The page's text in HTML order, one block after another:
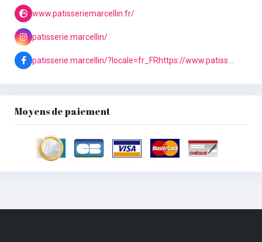
www.patisseriemarcellin.fr/
patisserie.marcellin/
Moyens de paiement